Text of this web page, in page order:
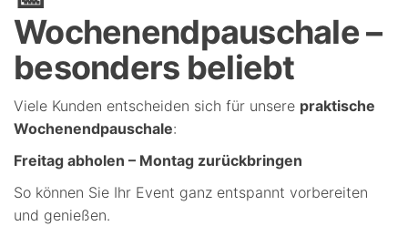
Wochenendpauschale –
besonders beliebt
Viele Kunden entscheiden sich für unsere praktische
Wochenendpauschale:
Freitag abholen – Montag zurückbringen
So können Sie Ihr Event ganz entspannt vorbereiten
und genießen.